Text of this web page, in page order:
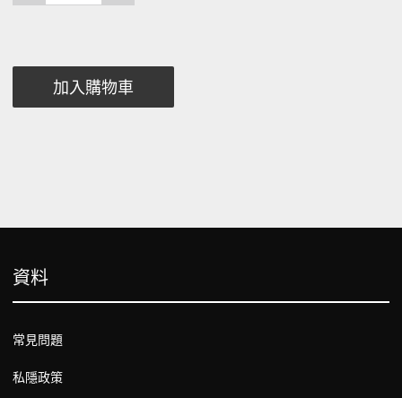
加入購物車
資料
常見問題
私隱政策